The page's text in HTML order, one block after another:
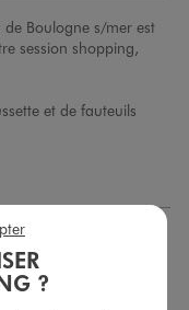
Boulogne s/mer est
session shopping,
et de fauteuils
un avoir ou un
?